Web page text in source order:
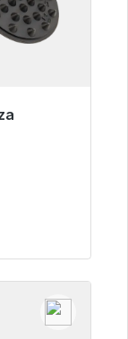
tempo di